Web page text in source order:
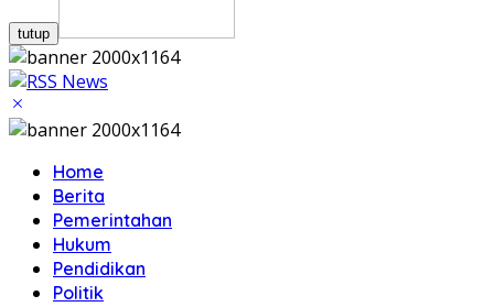
tutup
Home
Berita
Pemerintahan
Hukum
Pendidikan
Politik